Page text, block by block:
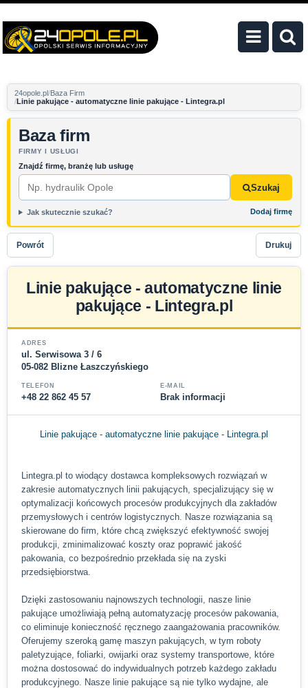
24opole.pl Baza Firm
Linie pakujące - automatyczne linie pakujące - Lintegra.pl
Baza firm
FIRMY I USŁUGI
Znajdź firmę, branżę lub usługę
Szukaj
Jak skutecznie szukać? Dodaj firmę
Powrót Drukuj
Linie pakujące - automatyczne linie
pakujące - Lintegra.pl
ADRES
ul. Serwisowa 3 / 6
05-082 Blizne Łaszczyńskiego
TELEFON
+48 22 862 45 57
E-MAIL
Brak informacji
Linie pakujące - automatyczne linie pakujące - Lintegra.pl
Lintegra.pl to wiodący dostawca kompleksowych rozwiązań w
zakresie automatycznych linii pakujących, specjalizujący się w
optymalizacji końcowych procesów produkcyjnych dla zakładów
przemysłowych i centrów logistycznych. Nasze rozwiązania są
skierowane do firm, które chcą zwiększyć efektywność swojej
produkcji, zminimalizować koszty oraz poprawić jakość
pakowania, co bezpośrednio przekłada się na zyski
przedsiębiorstwa.
Dzięki zastosowaniu najnowszych technologii, nasze linie
pakujące umożliwiają pełną automatyzację procesów pakowania,
co eliminuje konieczność ręcznego zaangażowania pracowników.
Oferujemy szeroką gamę maszyn pakujących, w tym roboty
paletyzujące, foliarki, owijarki oraz systemy transportowe, które
można dostosować do indywidualnych potrzeb każdego zakładu
produkcyjnego. Nasze linie pakujące są nie tylko wydajne, ale